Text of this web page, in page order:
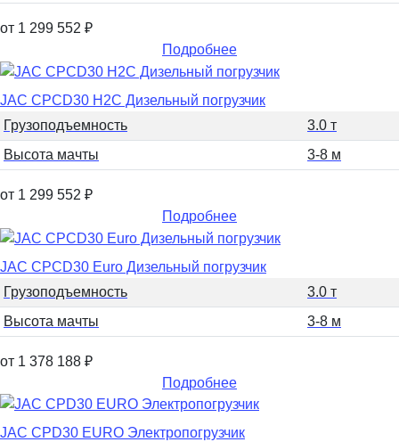
от 1 299 552 ₽
Подробнее
JAC CPCD30 H2C Дизельный погрузчик
Грузоподъемность
3.0 т
Высота мачты
3-8 м
от 1 299 552 ₽
Подробнее
JAC CPCD30 Euro Дизельный погрузчик
Грузоподъемность
3.0 т
Высота мачты
3-8 м
от 1 378 188 ₽
Подробнее
JAC CPD30 EURO Электропогрузчик